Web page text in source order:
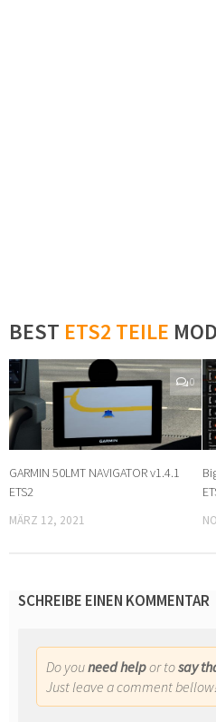
BEST ETS2 TEILE
0
GARMIN 50LMT NAVIGATOR v1.4.1
ETS2
MÄRZ 12, 2021
SCHREIBE EINEN KOMMENTAR
Do youneed helpor tosay
Just leave a comment